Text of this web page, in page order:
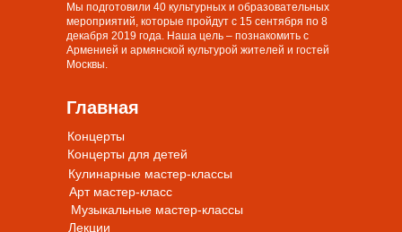
Мы подготовили 40 культурных и образовательных
мероприятий, которые пройдут с 15 сентября по 8
декабря 2019 года. Наша цель – познакомить с
Арменией и армянской культурой жителей и гостей
Москвы.
Главная
Концерты
Концерты для детей
Кулинарные мастер-классы
Арт мастер-класс
Музыкальные мастер-классы
Лекции